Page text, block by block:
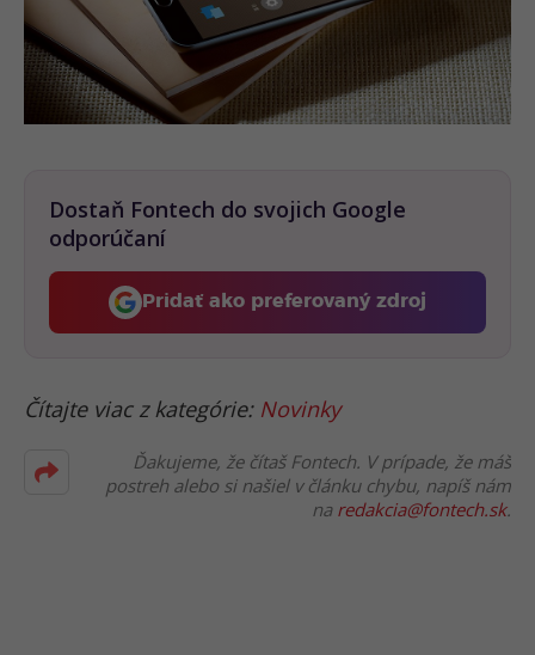
Dostaň Fontech do svojich Google
odporúčaní
Pridať ako preferovaný zdroj
Fontech, odkaz sa otvorí v
Čítajte viac z kategórie: Novinky
Ďakujeme, že čítaš Fontech. V prípade, že máš
postreh alebo si našiel v článku chybu, napíš nám
na redakcia@fontech.sk.